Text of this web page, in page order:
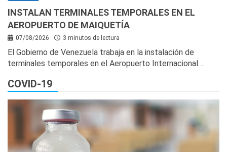
INSTALAN TERMINALES TEMPORALES EN EL
AEROPUERTO DE MAIQUETÍA
07/08/2026 3 minutos de lectura
El Gobierno de Venezuela trabaja en la instalación de
terminales temporales en el Aeropuerto Internacional…
COVID-19